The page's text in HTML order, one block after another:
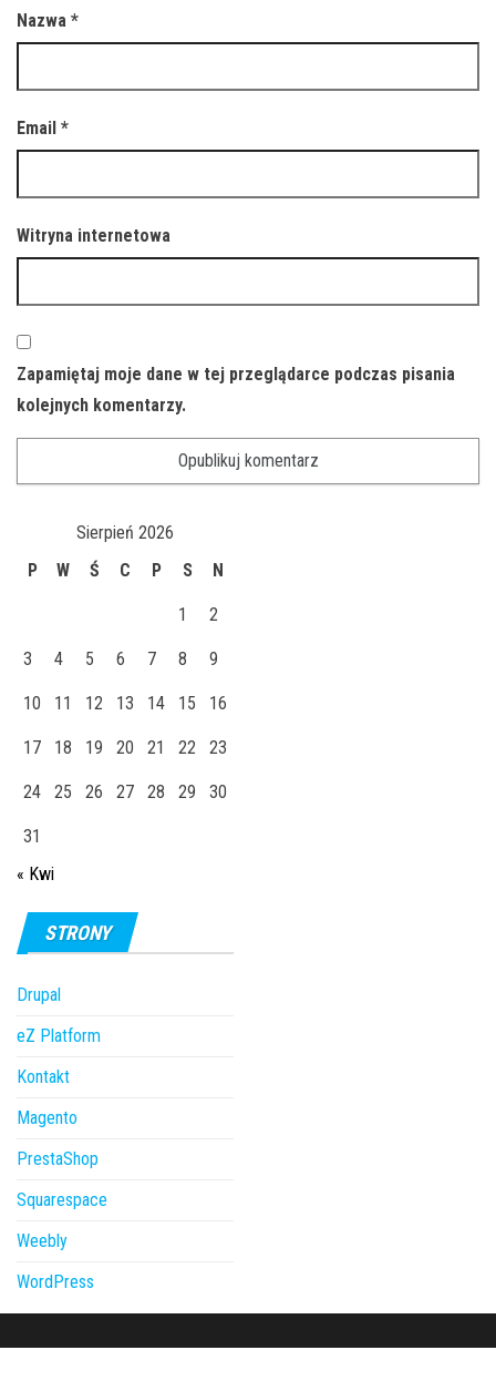
Nazwa *
Email *
Witryna internetowa
Zapamiętaj moje dane w tej przeglądarce podczas pisania
kolejnych komentarzy.
Sierpień 2026
P
W Ś C P S N
1 2
3 4 5 6 7 8 9
10 11 12 13 14 15 16
17 18 19 20 21 22 23
24 25 26 27 28 29 30
31
« Kwi
STRONY
Drupal
eZ Platform
Kontakt
Magento
PrestaShop
Squarespace
Weebly
WordPress